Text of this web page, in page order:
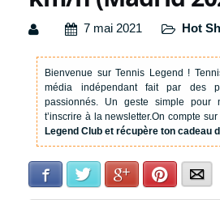
7 mai 2021 Hot
Bienvenue sur Tennis Legend !
média indépendant fait par des
passionnés. Un geste simple pour
t’inscrire à la newsletter.On compte
Legend Club et récupère ton cadeau
Facebook Twitter Google+Pinterest